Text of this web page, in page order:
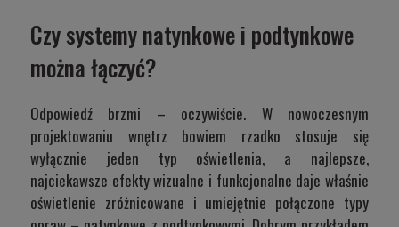
Czy systemy natynkowe i podtynkowe
można łączyć?
Odpowiedź brzmi – oczywiście. W nowoczesnym
projektowaniu wnętrz bowiem rzadko stosuje się
wyłącznie jeden typ oświetlenia, a najlepsze,
najciekawsze efekty wizualne i funkcjonalne daje właśnie
oświetlenie zróżnicowane i umiejętnie połączone typy